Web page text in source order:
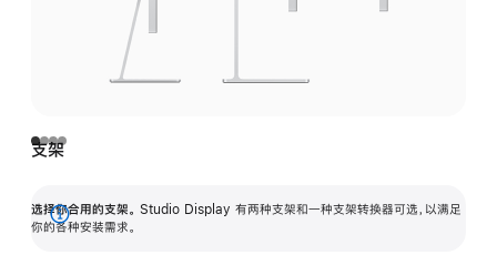
支架
选择你合用的支架。 Studio Display 有两种支架和一种支架转换器可选，以满足
你的各种安装需求。
展